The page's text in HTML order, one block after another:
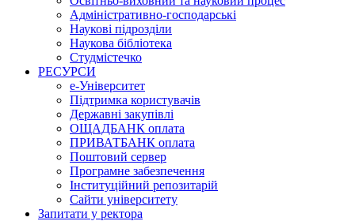
Адміністративно-господарські
Наукові підрозділи
Наукова бібліотека
Студмістечко
РЕСУРСИ
е-Університет
Підтримка користувачів
Державні закупівлі
ОЩАДБАНК оплата
ПРИВАТБАНК оплата
Поштовий сервер
Програмне забезпечення
Інституційний репозитарій
Сайти університету
Запитати у ректора